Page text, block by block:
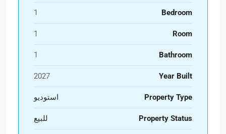
Bedroom
1
Room
1
Bathroom
1
Year Built
2027
Property Type استوديو
Property Status للبيع